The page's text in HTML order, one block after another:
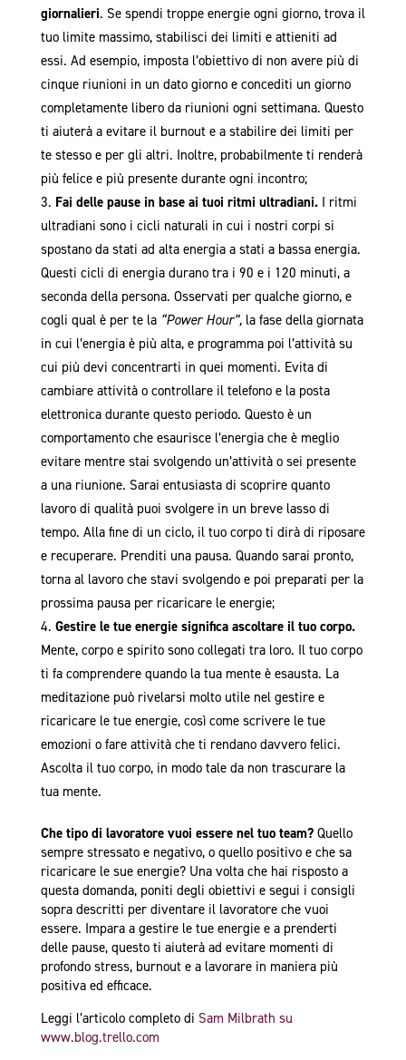
giornalieri. Se spendi troppe energie ogni giorno, trova il
tuo limite massimo, stabilisci dei limiti e attieniti ad
essi. Ad esempio, imposta l’obiettivo di non avere più di
cinque riunioni in un dato giorno e concediti un giorno
completamente libero da riunioni ogni settimana. Questo
ti aiuterà a evitare il burnout e a stabilire dei limiti per
te stesso e per gli altri. Inoltre, probabilmente ti renderà
più felice e più presente durante ogni incontro;
Fai delle pause in base ai tuoi ritmi ultradiani.I ritmi
ultradiani sono i cicli naturali in cui i nostri corpi si
spostano da stati ad alta energia a stati a bassa energia.
Questi cicli di energia durano tra i 90 e i 120 minuti, a
seconda della persona. Osservati per qualche giorno, e
cogli qual è per te la “Power Hour”, la fase della giornata
in cui l’energia è più alta, e programma poi l’attività su
cui più devi concentrarti in quei momenti. Evita di
cambiare attività o controllare il telefono e la posta
elettronica durante questo periodo. Questo è un
comportamento che esaurisce l’energia che è meglio
evitare mentre stai svolgendo un’attività o sei presente
a una riunione. Sarai entusiasta di scoprire quanto
lavoro di qualità puoi svolgere in un breve lasso di
tempo. Alla fine di un ciclo, il tuo corpo ti dirà di riposare
e recuperare. Prenditi una pausa. Quando sarai pronto,
torna al lavoro che stavi svolgendo e poi preparati per la
prossima pausa per ricaricare le energie;
Gestire le tue energie significa ascoltare il tuo corpo.
Mente, corpo e spirito sono collegati tra loro. Il tuo corpo
ti fa comprendere quando la tua mente è esausta. La
meditazione può rivelarsi molto utile nel gestire e
ricaricare le tue energie, così come scrivere le tue
emozioni o fare attività che ti rendano davvero felici.
Ascolta il tuo corpo, in modo tale da non trascurare la
tua mente.
Che tipo di lavoratore vuoi essere nel tuo team? Quello
sempre stressato e negativo, o quello positivo e che sa
ricaricare le sue energie? Una volta che hai risposto a
questa domanda, poniti degli obiettivi e segui i consigli
sopra descritti per diventare il lavoratore che vuoi
essere. Impara a gestire le tue energie e a prenderti
delle pause, questo ti aiuterà ad evitare momenti di
profondo stress, burnout e a lavorare in maniera più
positiva ed efficace.
Leggi l’articolo completo di Sam Milbrath su
www.blog.trello.com